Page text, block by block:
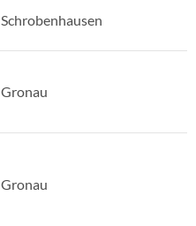
Schrobenhausen
Gronau
Gronau